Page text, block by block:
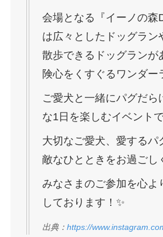
会場となる『イーノの森
は広々としたドッグラン
散歩できるドッグランが
険心をくすぐるワンダー
ご愛犬と一緒にパグだら
な1日を楽しむイベントで
大切なご愛犬、愛するパ
敵なひとときをお過ごし
みなさまのご参加を心よ
しております！✨
出典： https://